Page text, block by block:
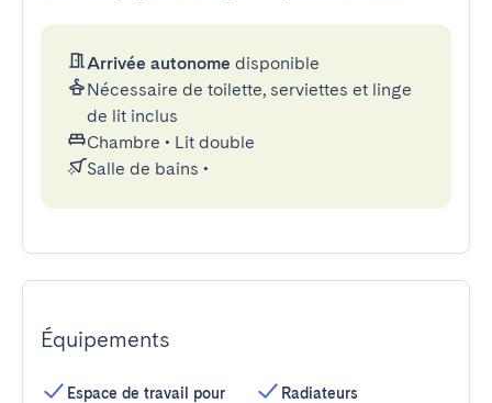
Arrivée autonome disponible
Nécessaire de toilette, serviettes et linge
de lit inclus
Chambre • Lit double
Salle de bains •
Équipements
Espace de travail pour
Radiateurs